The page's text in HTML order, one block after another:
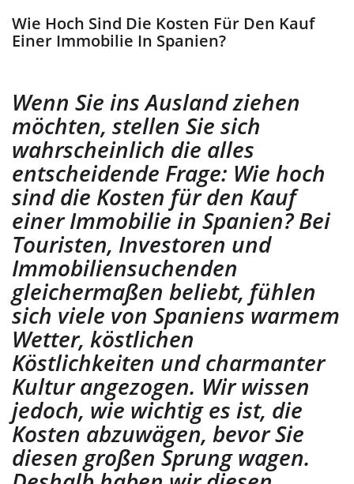
Wie Hoch Sind Die Kosten Für Den Kauf
Einer Immobilie In Spanien?
Wenn Sie ins Ausland ziehen
möchten, stellen Sie sich
wahrscheinlich die alles
entscheidende Frage: Wie hoch
sind die Kosten für den Kauf
einer Immobilie in Spanien? Bei
Touristen, Investoren und
Immobiliensuchenden
gleichermaßen beliebt, fühlen
sich viele von Spaniens warmem
Wetter, köstlichen
Köstlichkeiten und charmanter
Kultur angezogen. Wir wissen
jedoch, wie wichtig es ist, die
Kosten abzuwägen, bevor Sie
diesen großen Sprung wagen.